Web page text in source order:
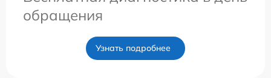
обращения
Узнать подробнее